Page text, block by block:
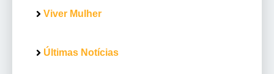
Viver Mulher
Últimas Notícias